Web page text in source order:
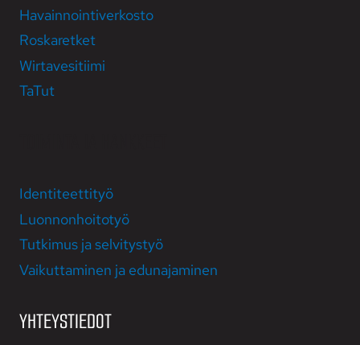
Havainnointi­­verkosto
Roska­retket
Wirta­vesi­­tiimi
TaTut
Identiteettityö
Luonnonhoitotyö
Tutkimus ja selvitystyö
Vaikutta­minen ja edun­ajaminen
YHTEYSTIEDOT